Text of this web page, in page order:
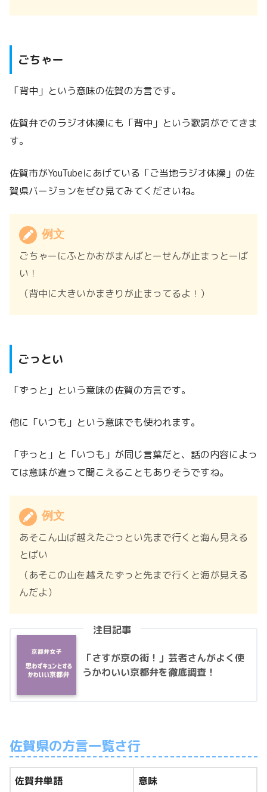
ごちゃー
「背中」という意味の佐賀の方言です。
佐賀弁でのラジオ体操にも「背中」という歌詞がでてきま
す。
佐賀市がYouTubeにあげている「ご当地ラジオ体操」の佐
賀県バージョンをぜひ見てみてくださいね。
例文
ごちゃーにふとかおがまんばとーせんが止まっとーば
い！
（背中に大きいかまきりが止まってるよ！）
ごっとい
「ずっと」という意味の佐賀の方言です。
他に「いつも」という意味でも使われます。
「ずっと」と「いつも」が同じ言葉だと、話の内容によっ
ては意味が違って聞こえることもありそうですね。
例文
あそこん山ば越えたごっとい先まで行くと海ん見える
とばい
（あそこの山を越えたずっと先まで行くと海が見える
んだよ）
注目記事
「さすが京の街！」芸者さんがよく使
うかわいい京都弁を徹底調査！
佐賀県の方言一覧さ行
佐賀弁単語 意味